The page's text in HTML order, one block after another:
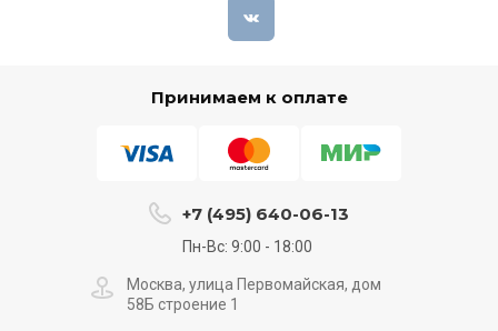
Принимаем к оплате
+7 (495) 640-06-13
Пн-Вс: 9:00 - 18:00
Москва, улица Первомайская, дом
58Б строение 1